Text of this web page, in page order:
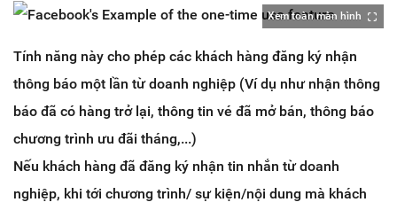
Xem toàn màn hình
Tính năng này cho phép các khách hàng đăng ký nhận
thông báo một lần từ doanh nghiệp (Ví dụ như nhận thông
báo đã có hàng trở lại, thông tin vé đã mở bán, thông báo
chương trình ưu đãi tháng,...)
Nếu khách hàng đã đăng ký nhận tin nhắn từ doanh
nghiệp, khi tới chương trình/ sự kiện/nội dung mà khách